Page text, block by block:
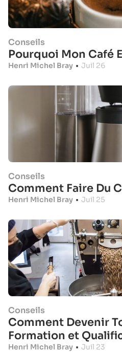
Conseils
Pourquoi Mon Café
Henri Michel Bray • Juil 26
Conseils
Comment Faire Du
Henri Michel Bray • Juil 25
Conseils
Comment Devenir
Formation et
Henri Michel Bray • Juil 23